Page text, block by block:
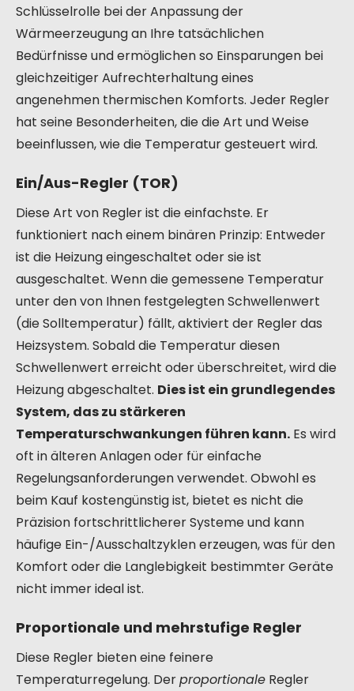
Schlüsselrolle bei der Anpassung der
Wärmeerzeugung an Ihre tatsächlichen
Bedürfnisse und ermöglichen so Einsparungen bei
gleichzeitiger Aufrechterhaltung eines
angenehmen thermischen Komforts. Jeder Regler
hat seine Besonderheiten, die die Art und Weise
beeinflussen, wie die Temperatur gesteuert wird.
Ein/Aus-Regler (TOR)
Diese Art von Regler ist die einfachste. Er
funktioniert nach einem binären Prinzip: Entweder
ist die Heizung eingeschaltet oder sie ist
ausgeschaltet. Wenn die gemessene Temperatur
unter den von Ihnen festgelegten Schwellenwert
(die Solltemperatur) fällt, aktiviert der Regler das
Heizsystem. Sobald die Temperatur diesen
Schwellenwert erreicht oder überschreitet, wird die
Heizung abgeschaltet. Dies ist ein grundlegendes
System, das zu stärkeren
Temperaturschwankungen führen kann. Es wird
oft in älteren Anlagen oder für einfache
Regelungsanforderungen verwendet. Obwohl es
beim Kauf kostengünstig ist, bietet es nicht die
Präzision fortschrittlicherer Systeme und kann
häufige Ein-/Ausschaltzyklen erzeugen, was für den
Komfort oder die Langlebigkeit bestimmter Geräte
nicht immer ideal ist.
Proportionale und mehrstufige Regler
Diese Regler bieten eine feinere
Temperaturregelung. Derproportionale Regler